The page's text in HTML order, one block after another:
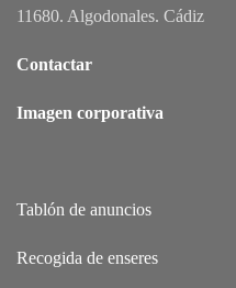
11680. Algodonales. Cádiz
Contactar
Imagen corporativa
Tablón de anuncios
Recogida de enseres